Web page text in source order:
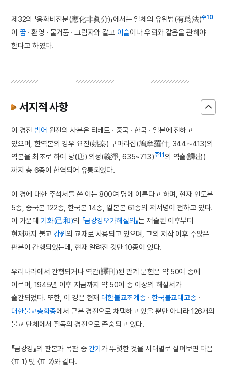
제32의 「응화비진분(應化非眞分)」에서는 일체의 유위법(有爲法)주10
이 꿈 · 환영 · 물거품 · 그림자와 같고 이슬이나 우뢰와 같음을 관해야
한다고 하였다.
서지적 사항
이 경전 범어 원전의 사본은 티베트 · 중국 · 한국 · 일본에 전하고
있으며, 한역본의 경우 요진(姚秦) 구마라집(鳩摩羅什, 344∼413)의
역본을 최초로 하여 당(唐) 의정(義淨, 635~713)주11 의 역출(譯出)
까지 총 6종이 한역되어 유통되었다.
이 경에 대한 주석서를 쓴 이는 800여 명에 이른다고 하며, 현재 인도본
5종, 중국본 122종, 한국본 14종, 일본본 61종의 저서명이 전하고 있다.
이 가운데기화(己和)의 『금강경오가해설의』는 저술된 이후부터
현재까지 불교 강원의 교재로 사용되고 있으며, 그의 저작 이후 수많은
판본이 간행되었는데, 현재 알려진 것만 10종이 있다.
우리나라에서 간행되거나 역간(譯刊)된 관계 문헌은 약 50여 종에
이르며, 1945년 이후 지금까지 약 50여 종 이상의 해설서가
출간되었다. 또한, 이 경은 현재 대한불교조계종 ·한국불교태고종 ·
대한불교총화종에서 근본 경전으로 채택하고 있을 뿐만 아니라 126개의
불교 단체에서 필독의 경전으로 존숭되고 있다.
『금강경』의 판본과 목판 중 간기가 뚜렷한 것을 시대별로 살펴보면 다음
〈표 1〉 및 〈표 2〉와 같다.